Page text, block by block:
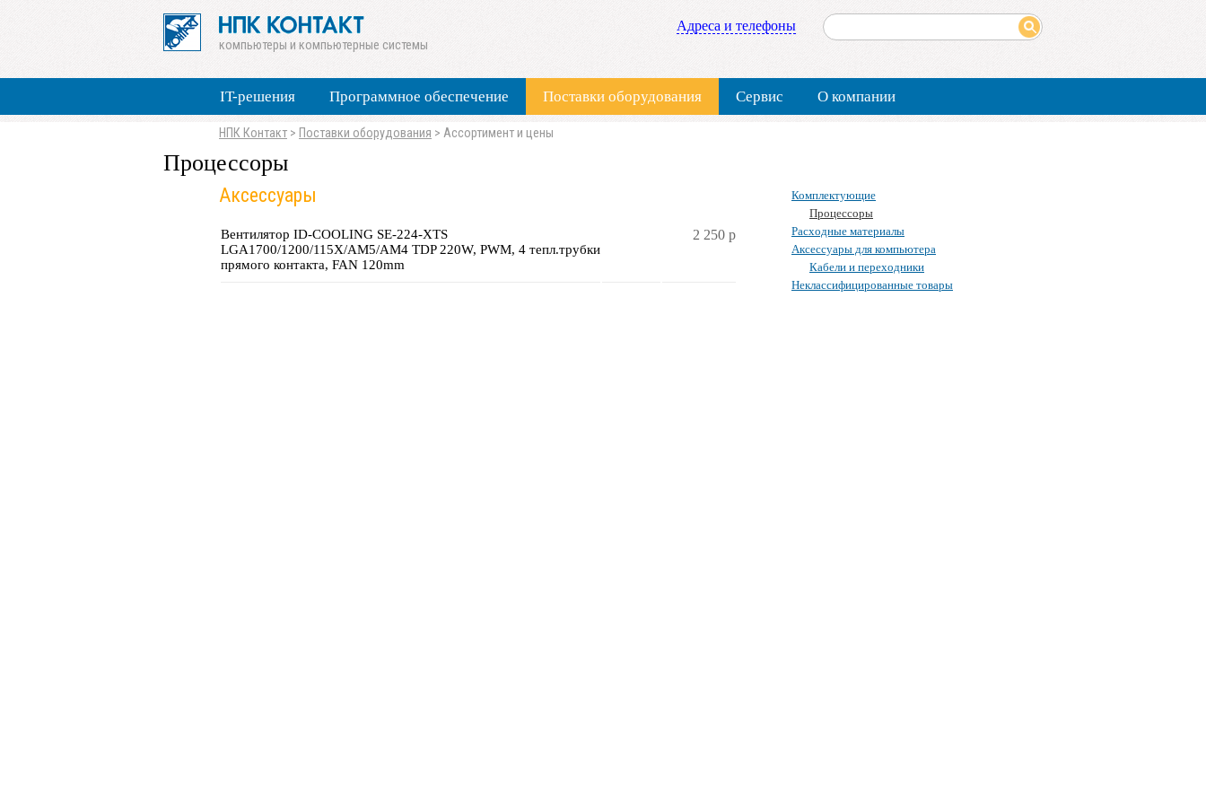
IT-решения Программное обеспечение Поставки оборудования Сервис О компании
компьютеры и компьютерные системы
Адреса и телефоны
НПК Контакт > Поставки оборудования > Ассортимент и цены
Процессоры
Аксессуары
Вентилятор ID-COOLING SE-224-XTS
LGA1700/1200/115X/AM5/AM4 TDP 220W, PWM, 4 тепл.трубки
прямого контакта, FAN 120mm
2 250 р
Комплектующие
Процессоры
Расходные материалы
Аксессуары для компьютера
Кабели и переходники
Неклассифицированные товары